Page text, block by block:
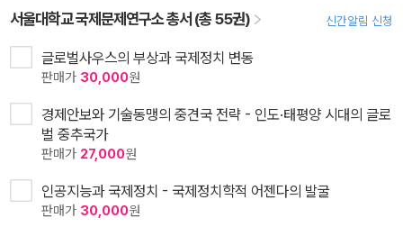
서울대학교 국제문제연구소 총서 (총 55권) 신간알림 신청
글로벌사우스의 부상과 국제정치 변동
판매가 30,000원
경제안보와 기술동맹의 중견국 전략 - 인도·태평양 시대의 글로
벌 중추국가
판매가 27,000원
인공지능과 국제정치 - 국제정치학적 어젠다의 발굴
판매가 30,000원